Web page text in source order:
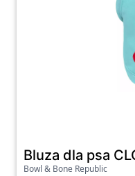
Bluza dla psa
Bowl & Bone Republic